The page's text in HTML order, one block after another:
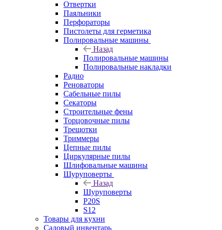
Отвертки
Паяльники
Перфораторы
Пистолеты для герметика
Полировальные машины
Назад
Полировальные машины
Полировальные накладки
Радио
Реноваторы
Сабельные пилы
Секаторы
Строительные фены
Торцовочные пилы
Трещотки
Триммеры
Цепные пилы
Циркулярные пилы
Шлифовальные машины
Шуруповерты
Назад
Шуруповерты
P20S
S12
Товары для кухни
Садовый инвентарь